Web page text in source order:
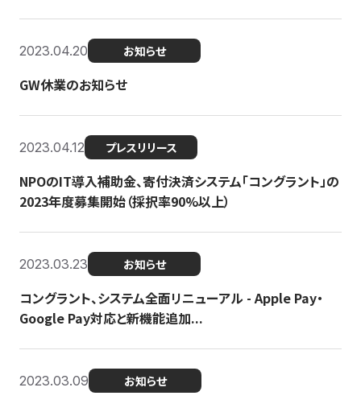
2023.04.20 お知らせ
GW休業のお知らせ
2023.04.12 プレスリリース
NPOのIT導入補助金、寄付決済システム「コングラント」の
2023年度募集開始（採択率90%以上）
2023.03.23 お知らせ
コングラント、システム全面リニューアル - Apple Pay・
Google Pay対応と新機能追加...
2023.03.09 お知らせ